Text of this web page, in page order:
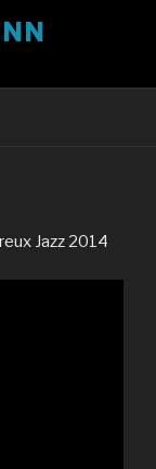
Jazz 2014